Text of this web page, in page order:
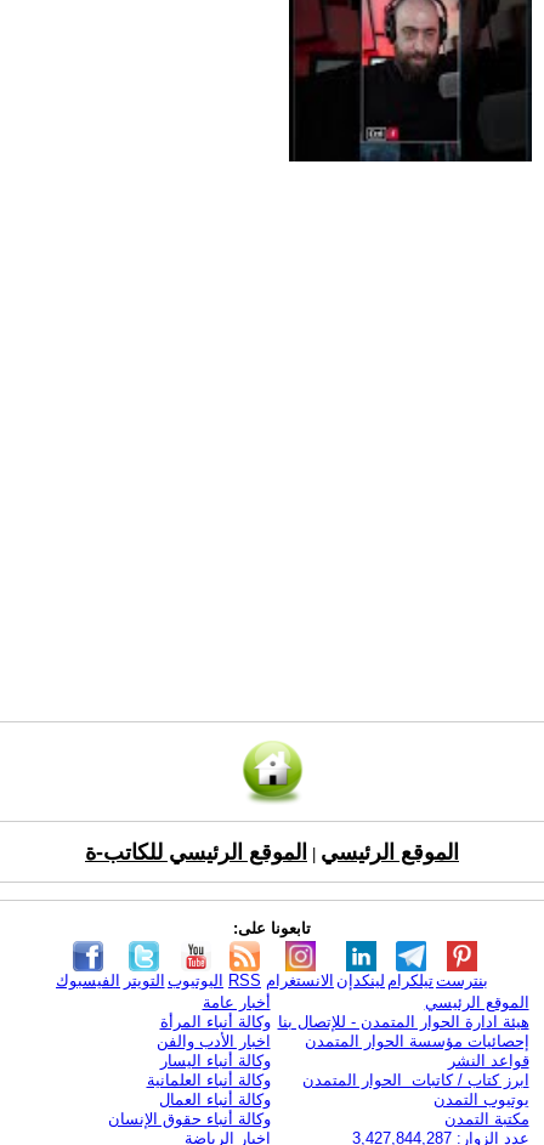
الموقع الرئيسي الموقع الرئيسي للكاتب-ة
تابعونا على:
الفيسبوك التويتر اليوتيوب RSS الانستغرام لينكدإن تيلكرامبنترست
الموقع الرئيسي
هيئة ادارة الحوار المتمدن - للإتصال بنا
إحصائيات مؤسسة الحوار المتمدن
قواعد النشر
ابرز كتاب / كاتبات الحوار المتمدن
يوتيوب التمدن
مكتبة التمدن
عدد الزوار: 3,427,844,287
أخبار عامة
وكالة أنباء المرأة
اخبار الأدب والفن
وكالة أنباء اليسار
وكالة أنباء العلمانية
وكالة أنباء العمال
وكالة أنباء حقوق الإنسان
اخبار الرياضة